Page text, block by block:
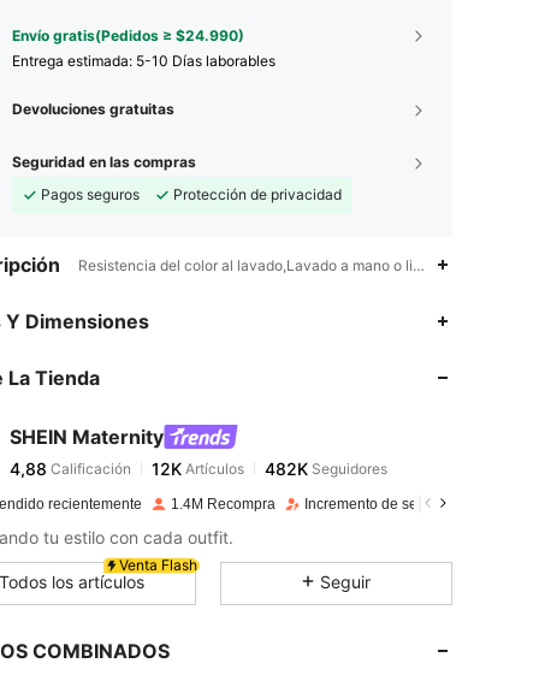
Envío gratis(Pedidos ≥ $24.990)
Entrega estimada: 5-10 Días laborables
Devoluciones gratuitas
Seguridad en las compras
Pagos seguros
Protección de privacidad
Resistencia del color al lavado,Lavado a mano o limpieza en seco
Y Dimensiones
La Tienda
SHEIN Maternity
4,88
4,88 Calificación 12KArtículos
j***gpagó Hace 1 día
4,88
recientemente 1.4M Recompra Incremento de seguidores de 12%
tu estilo con cada outfit.
Venta Flash
Todos los artículos Seguir
COMBINADOS